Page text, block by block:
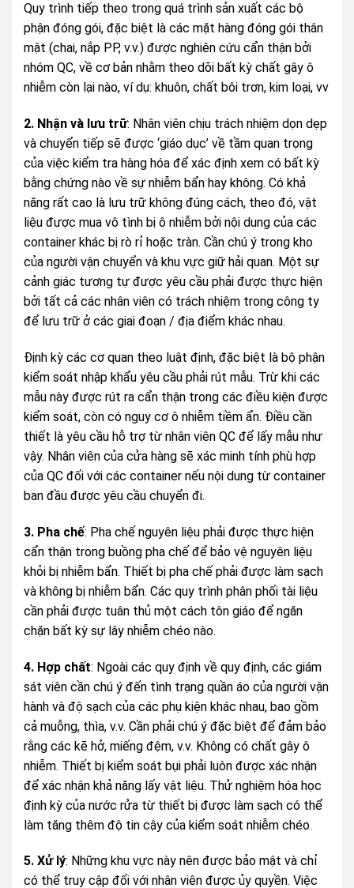
Quy trình tiếp theo trong quá trình sản xuất các bộ
phận đóng gói, đặc biệt là các mặt hàng đóng gói thân
mật (chai, nắp PP, v.v.) được nghiên cứu cẩn thận bởi
nhóm QC, về cơ bản nhằm theo dõi bất kỳ chất gây ô
nhiễm còn lại nào, ví dụ: khuôn, chất bôi trơn, kim loại, vv
2. Nhận và lưu trữ: Nhân viên chịu trách nhiệm dọn dẹp
và chuyển tiếp sẽ được ‘giáo dục’ về tầm quan trọng
của việc kiểm tra hàng hóa để xác định xem có bất kỳ
bằng chứng nào về sự nhiễm bẩn hay không. Có khả
năng rất cao là lưu trữ không đúng cách, theo đó, vật
liệu được mua vô tình bị ô nhiễm bởi nội dung của các
container khác bị rò rỉ hoặc tràn. Cần chú ý trong kho
của người vận chuyển và khu vực giữ hải quan. Một sự
cảnh giác tương tự được yêu cầu phải được thực hiện
bởi tất cả các nhân viên có trách nhiệm trong công ty
để lưu trữ ở các giai đoạn / địa điểm khác nhau.
Định kỳ các cơ quan theo luật định, đặc biệt là bộ phận
kiểm soát nhập khẩu yêu cầu phải rút mẫu. Trừ khi các
mẫu này được rút ra cẩn thận trong các điều kiện được
kiểm soát, còn có nguy cơ ô nhiễm tiềm ẩn. Điều cần
thiết là yêu cầu hỗ trợ từ nhân viên QC để lấy mẫu như
vậy. Nhân viên của cửa hàng sẽ xác minh tính phù hợp
của QC đối với các container nếu nội dung từ container
ban đầu được yêu cầu chuyển đi.
3. Pha chế: Pha chế nguyên liệu phải được thực hiện
cẩn thận trong buồng pha chế để bảo vệ nguyên liệu
khỏi bị nhiễm bẩn. Thiết bị pha chế phải được làm sạch
và không bị nhiễm bẩn. Các quy trình phân phối tài liệu
cần phải được tuân thủ một cách tôn giáo để ngăn
chặn bất kỳ sự lây nhiễm chéo nào.
4. Hợp chất: Ngoài các quy định về quy định, các giám
sát viên cần chú ý đến tình trạng quần áo của người vận
hành và độ sạch của các phụ kiện khác nhau, bao gồm
cả muỗng, thìa, v.v. Cần phải chú ý đặc biệt để đảm bảo
rằng các kẽ hở, miếng đệm, v.v. Không có chất gây ô
nhiễm. Thiết bị kiểm soát bụi phải luôn được xác nhận
để xác nhận khả năng lấy vật liệu. Thử nghiệm hóa học
định kỳ của nước rửa từ thiết bị được làm sạch có thể
làm tăng thêm độ tin cậy của kiểm soát nhiễm chéo.
5. Xử lý: Những khu vực này nên được bảo mật và chỉ
có thể truy cập đối với nhân viên được ủy quyền. Việc